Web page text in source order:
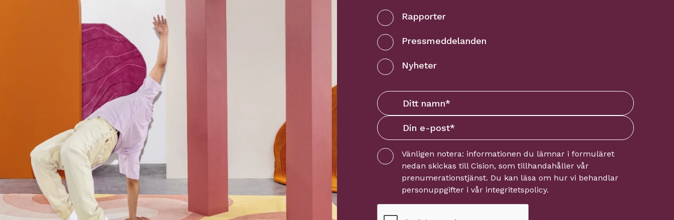
Rapporter
Pressmeddelanden
Nyheter
Vänligen notera: informationen du lämnar i formuläret
nedan skickas till Cision, som tillhandahåller vår
prenumerationstjänst. Du kan läsa om hur vi behandlar
personuppgifter i vår integritetspolicy.